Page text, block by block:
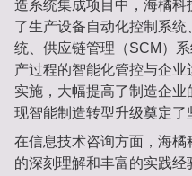
造系统集成项目中，海橘
了生产设备自动化控制系
统、供应链管理（SCM）
产过程的智能化管控与企
实施，大幅提高了制造企
现智能制造转型升级奠定了
在信息技术咨询方面，海
的深刻理解和丰富的实践